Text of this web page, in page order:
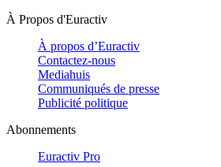
À Propos d'Euractiv
À propos d’Euractiv
Contactez-nous
Mediahuis
Communiqués de presse
Publicité politique
Abonnements
Euractiv Pro